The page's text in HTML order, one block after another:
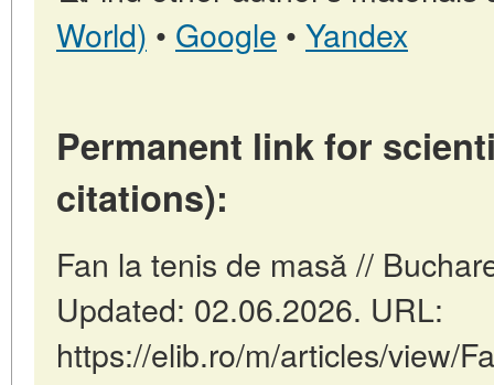
World) • Google • Yandex
Permanent link for
citations):
Fan la tenis de masă //
Updated: 02.06.2026. URL:
https://elib.ro/m/articles/view/